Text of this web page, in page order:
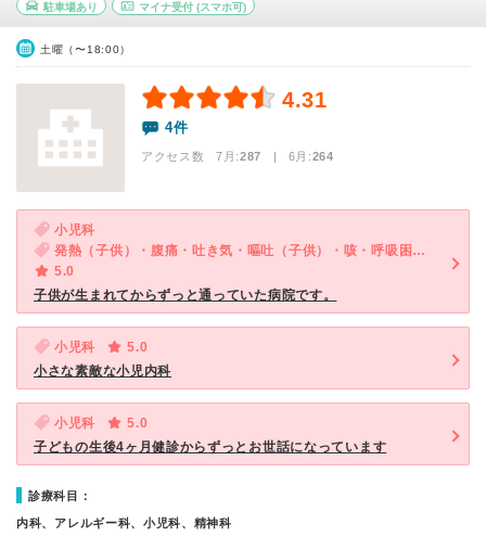
駐車場あり マイナ受付(スマホ可)
土曜（〜18:00）
4.31
4件
アクセス数 7月:287 | 6月:264
小児科
発熱（子供）・腹痛・吐き気・嘔吐（子供）・咳・呼吸困難（子供）・下痢（子供）
5.0
子供が生まれてからずっと通っていた病院です。
小児科
5.0
小さな素敵な小児内科
小児科
5.0
子どもの生後4ヶ月健診からずっとお世話になっています
診療科目：
内科、アレルギー科、小児科、精神科